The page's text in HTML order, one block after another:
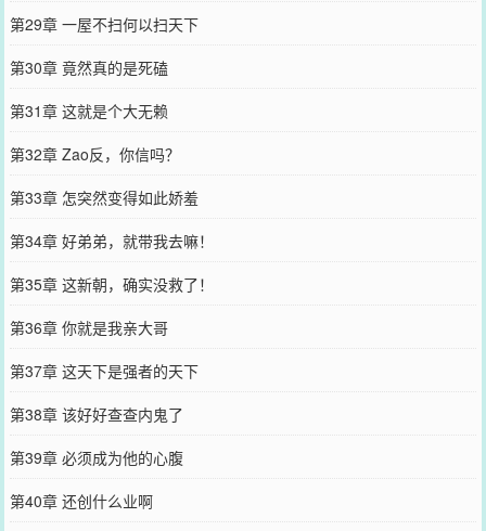
第29章 一屋不扫何以扫天下
第30章 竟然真的是死磕
第31章 这就是个大无赖
第32章 Zao反，你信吗？
第33章 怎突然变得如此娇羞
第34章 好弟弟，就带我去嘛！
第35章 这新朝，确实没救了！
第36章 你就是我亲大哥
第37章 这天下是强者的天下
第38章 该好好查查内鬼了
第39章 必须成为他的心腹
第40章 还创什么业啊